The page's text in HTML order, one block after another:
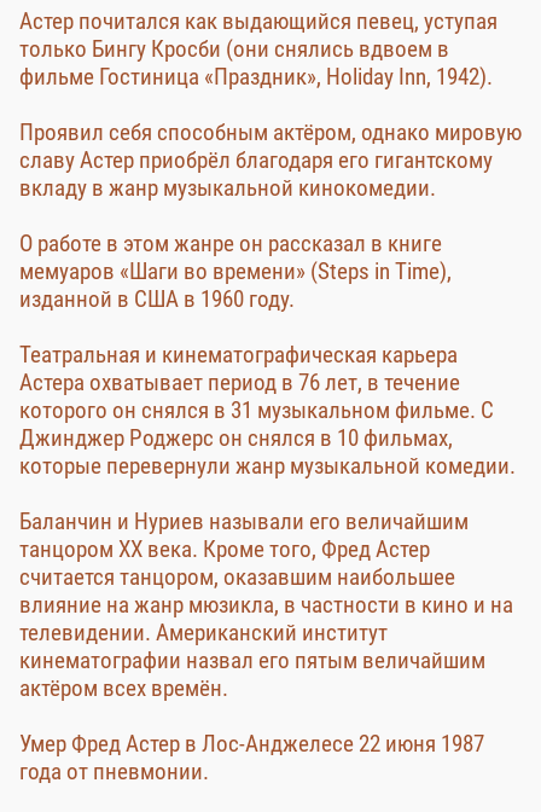
Астер почитался как выдающийся певец, уступая
только Бингу Кросби (они снялись вдвоем в
фильме Гостиница «Праздник», Holiday Inn, 1942).
Проявил себя способным актёром, однако мировую
славу Астер приобрёл благодаря его гигантскому
вкладу в жанр музыкальной кинокомедии.
О работе в этом жанре он рассказал в книге
мемуаров «Шаги во времени» (Steps in Time),
изданной в США в 1960 году.
Театральная и кинематографическая карьера
Астера охватывает период в 76 лет, в течение
которого он снялся в 31 музыкальном фильме. С
Джинджер Роджерс он снялся в 10 фильмах,
которые перевернули жанр музыкальной комедии.
Баланчин и Нуриев называли его величайшим
танцором ХХ века. Кроме того, Фред Астер
считается танцором, оказавшим наибольшее
влияние на жанр мюзикла, в частности в кино и на
телевидении. Американский институт
кинематографии назвал его пятым величайшим
актёром всех времён.
Умер Фред Астер в Лос-Анджелесе 22 июня 1987
года от пневмонии.